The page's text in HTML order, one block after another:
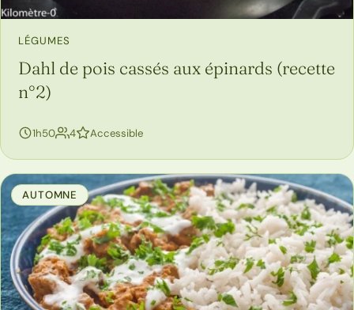
LÉGUMES
Dahl de pois cassés aux épinards (recette
n°2)
1h50 4personnes
Accessible
AUTOMNE